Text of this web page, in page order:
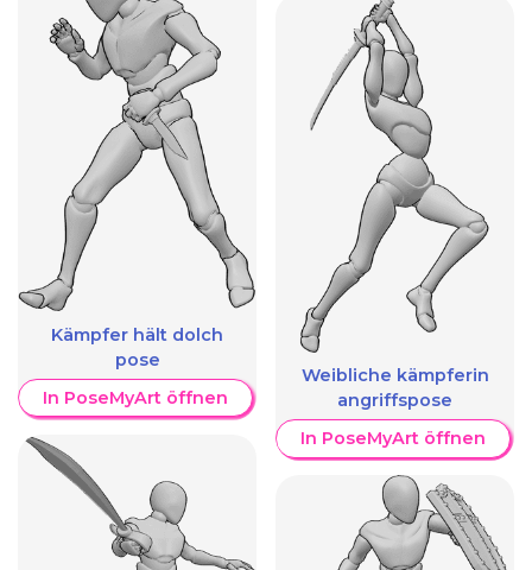
Kämpfer hält dolch
pose
In PoseMyArt öffnen
Weibliche kämpferin
angriffspose
In PoseMyArt öffnen